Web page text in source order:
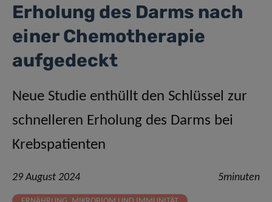
Erholung des Darms nach
einer Chemotherapie
aufgedeckt
Neue Studie enthüllt den Schlüssel zur
schnelleren Erholung des Darms bei
Krebspatienten
29 August 2024 5minuten